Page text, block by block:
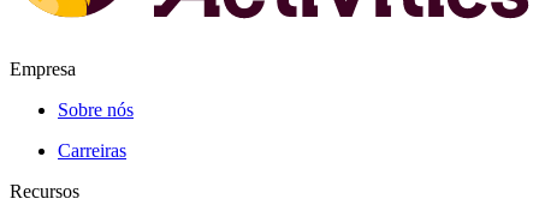
Empresa
Sobre nós
Carreiras
Recursos